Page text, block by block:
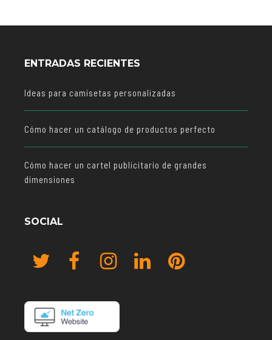
ENTRADAS RECIENTES
Ideas para camisetas personalizadas
Cómo hacer un catálogo de productos perfecto
Cómo hacer un cartel publicitario de grandes
dimensiones
SOCIAL